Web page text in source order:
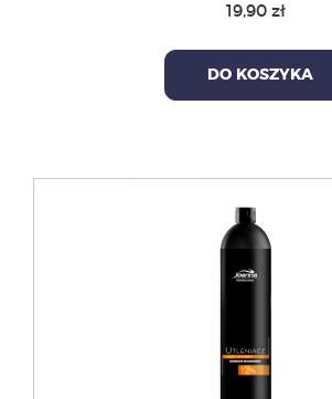
19,90 zł
DO KOSZYKA